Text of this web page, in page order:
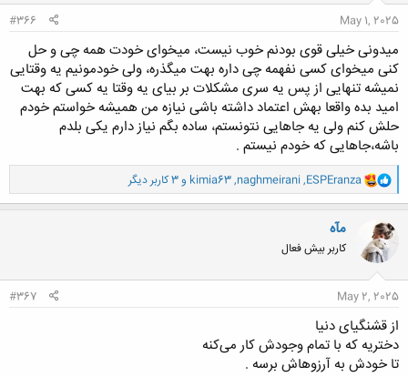
May 1, 2025
#366
میدونی خیلی قوی بودنم خوب نیست، میخوای خودت همه چی و حل
کنی میخوای کسی نفهمه چی داره بهت میگذره، ولی خودمونیم یه وقتایی
نمیشه تنهایی از پس یه سری مشکلات بر بیای یه وقتا یه کسی که بهت
امید بده واقعا بهش اعتماد داشته باشی نیازه من همیشه خواستم خودم
حلش کنم ولی یه جاهایی نتونستم، ساده بگم نیاز دارم یکی بلدم
باشه،جاهایی که خودم نیستم .
و
ا
ک
ه
:
ESPEranza
,
naghmeirani
,
kimia63 و 3 کاربر دیگر
مآه
کاربر بیش فعال
May 2, 2025
#367
از قشنگیای دنیا
دختریه که با تمام وجودش کار می‌کنه
تا خودش به آرزوهاش برسه .